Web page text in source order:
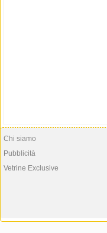
Chi siamo
Pubblicità
Vetrine Exclusive